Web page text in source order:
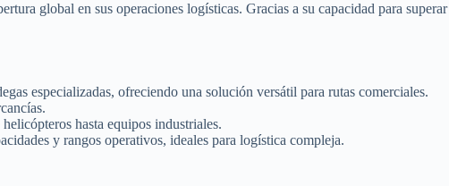
global en sus operaciones logísticas. Gracias a su capacidad para superar
especializadas, ofreciendo una solución versátil para rutas comerciales.
hasta equipos industriales.
y rangos operativos, ideales para logística compleja.